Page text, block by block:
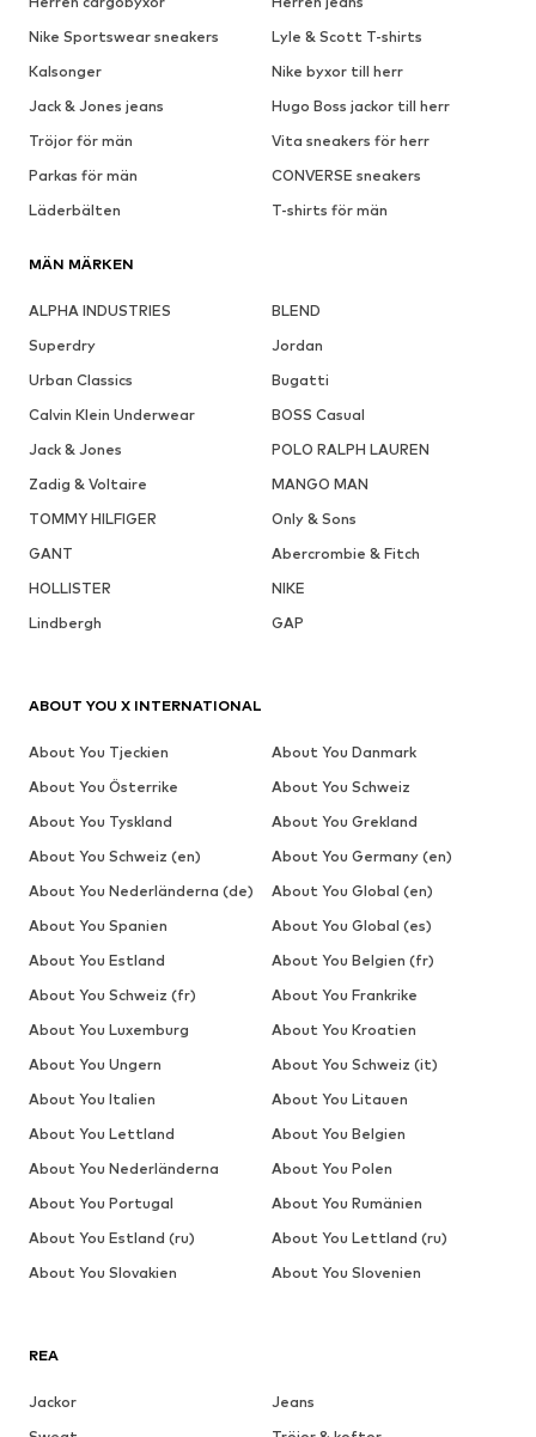
Nike Sportswear sneakers
Lyle & Scott T-shirts
Kalsonger
Nike byxor till herr
Jack & Jones jeans
Hugo Boss jackor till herr
Tröjor för män
Vita sneakers för herr
Parkas för män
CONVERSE sneakers
Läderbälten
T-shirts för män
MÄN MÄRKEN
ALPHA INDUSTRIES
BLEND
Superdry
Jordan
Urban Classics
Bugatti
Calvin Klein Underwear
BOSS Casual
Jack & Jones
POLO RALPH LAUREN
Zadig & Voltaire
MANGO MAN
TOMMY HILFIGER
Only & Sons
GANT
Abercrombie & Fitch
HOLLISTER
NIKE
Lindbergh
GAP
REA
Jackor
Jeans
ABOUT YOU X INTERNATIONAL
About You Tjeckien
About You Danmark
About You Österrike
About You Schweiz
About You Tyskland
About You Grekland
About You Schweiz (en)
About You Germany (en)
About You Nederländerna (de)
About You Global (en)
About You Spanien
About You Global (es)
About You Estland
About You Belgien (fr)
About You Schweiz (fr)
About You Frankrike
About You Luxemburg
About You Kroatien
About You Ungern
About You Schweiz (it)
About You Italien
About You Litauen
About You Lettland
About You Belgien
About You Nederländerna
About You Polen
About You Portugal
About You Rumänien
About You Estland (ru)
About You Lettland (ru)
About You Slovakien
About You Slovenien